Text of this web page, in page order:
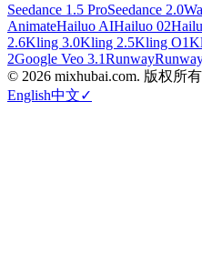
Seedance 1.5 ProSeedance 2.0
AnimateHailuo AIHailuo 02
2.6Kling 3.0Kling 2.5Kling O1
2Google Veo 3.1Runway
© 2026 mixhubai.com. 版权所有
English中文✓